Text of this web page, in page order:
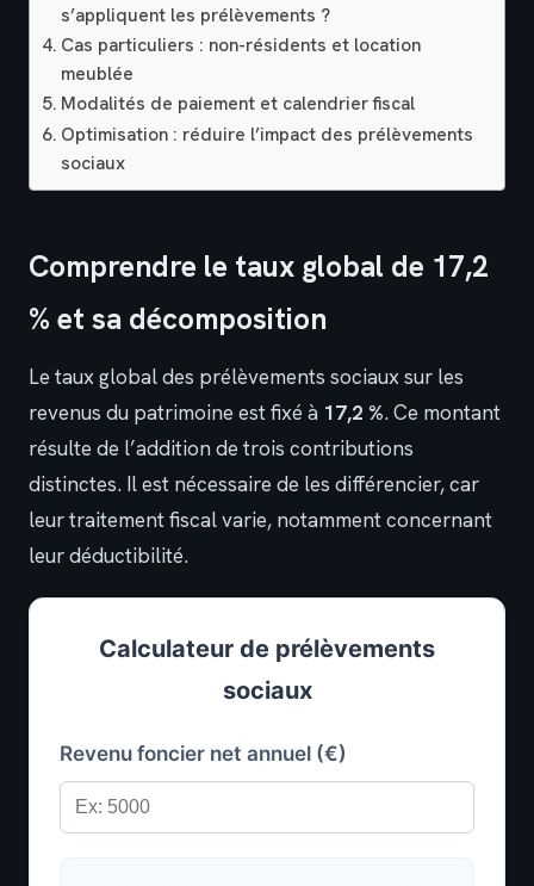
s’appliquent les prélèvements ?
Cas particuliers : non-résidents et location
meublée
Modalités de paiement et calendrier fiscal
Optimisation : réduire l’impact des prélèvements
sociaux
Comprendre le taux global de 17,2
% et sa décomposition
Le taux global des prélèvements sociaux sur les
revenus du patrimoine est fixé à 17,2 %. Ce montant
résulte de l’addition de trois contributions
distinctes. Il est nécessaire de les différencier, car
leur traitement fiscal varie, notamment concernant
leur déductibilité.
Calculateur de prélèvements
sociaux
Revenu foncier net annuel (€)